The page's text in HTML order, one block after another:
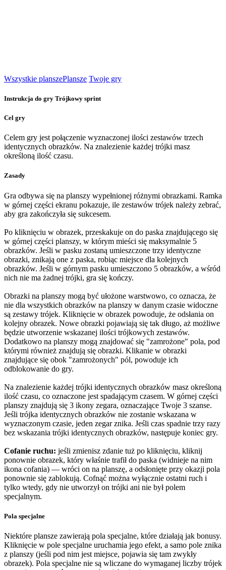
Wszystkie planszePlansze Twoje gry
Instrukcja do gry Trójkowy sprint
Cel gry
Celem gry jest połączenie wyznaczonej ilości zestawów trzech
identycznych obrazków. Na znalezienie każdej trójki masz
określoną ilość czasu.
Zasady
Gra odbywa się na planszy wypełnionej różnymi obrazkami. Ramka
w górnej części ekranu pokazuje, ile zestawów trójek należy zebrać,
aby gra zakończyła się sukcesem.
Po kliknięciu w obrazek, przeskakuje on do paska znajdującego się
w górnej części planszy, w którym mieści się maksymalnie 5
obrazków. Jeśli w pasku zostaną umieszczone trzy identyczne
obrazki, znikają one z paska, robiąc miejsce dla kolejnych
obrazków. Jeśli w górnym pasku umieszczono 5 obrazków, a wśród
nich nie ma żadnej trójki, gra się kończy.
Obrazki na planszy mogą być ułożone warstwowo, co oznacza, że
nie dla wszystkich obrazków na planszy w danym czasie widoczne
są zestawy trójek. Kliknięcie w obrazek powoduje, że odsłania on
kolejny obrazek. Nowe obrazki pojawiają się tak długo, aż możliwe
będzie utworzenie wskazanej ilości trójkowych zestawów.
Dodatkowo na planszy mogą znajdować się "zamrożone" pola, pod
którymi również znajdują się obrazki. Klikanie w obrazki
znajdujące się obok "zamrożonych" pól, powoduje ich
odblokowanie do gry.
Na znalezienie każdej trójki identycznych obrazków masz określoną
ilość czasu, co oznaczone jest spadającym czasem. W górnej części
planszy znajdują się 3 ikony zegara, oznaczające Twoje 3 szanse.
Jeśli trójka identycznych obrazków nie zostanie wskazana w
wyznaczonym czasie, jeden zegar znika. Jeśli czas spadnie trzy razy
bez wskazania trójki identycznych obrazków, następuje koniec gry.
Cofanie ruchu: jeśli zmienisz zdanie tuż po kliknięciu, kliknij
ponownie obrazek, który właśnie trafił do paska (widnieje na nim
ikona cofania) — wróci on na planszę, a odsłonięte przy okazji pola
ponownie się zablokują. Cofnąć można wyłącznie ostatni ruch i
tylko wtedy, gdy nie utworzył on trójki ani nie był polem
specjalnym.
Pola specjalne
Niektóre plansze zawierają pola specjalne, które działają jak bonusy.
Kliknięcie w pole specjalne uruchamia jego efekt, a samo pole znika
z planszy (jeśli pod nim jest miejsce, pojawia się tam zwykły
obrazek). Pola specjalne nie są wliczane do wymaganej liczby trójek